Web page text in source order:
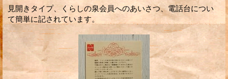
見開きタイプ、くらしの泉会員へのあいさつ、電話台につい
て簡単に記されています。